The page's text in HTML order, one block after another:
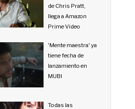
de Chris Pratt,
llega a Amazon
Prime Video
'Mente maestra' ya
tiene fecha de
lanzamiento en
MUBI
Todas las